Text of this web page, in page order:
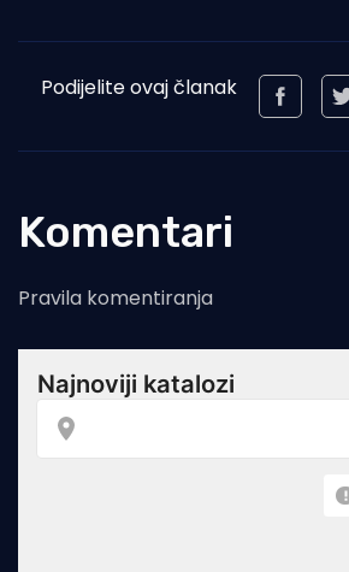
Podijelite ovaj članak
Komentari
Pravila komentiranja